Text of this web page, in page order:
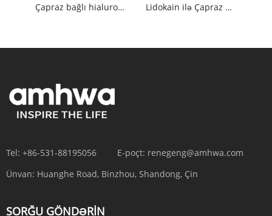
Çapraz bağlı hialuron turşusu Lidokain ilə Çapraz Bağlı Hialuron turşusu
Tel: +86-531-88195056 E-poçt: renegeng@amhwa.com
Ünvan: Huanghe Road, Binzhou, Shandong, Çin
SORĞU GÖNDƏRIN